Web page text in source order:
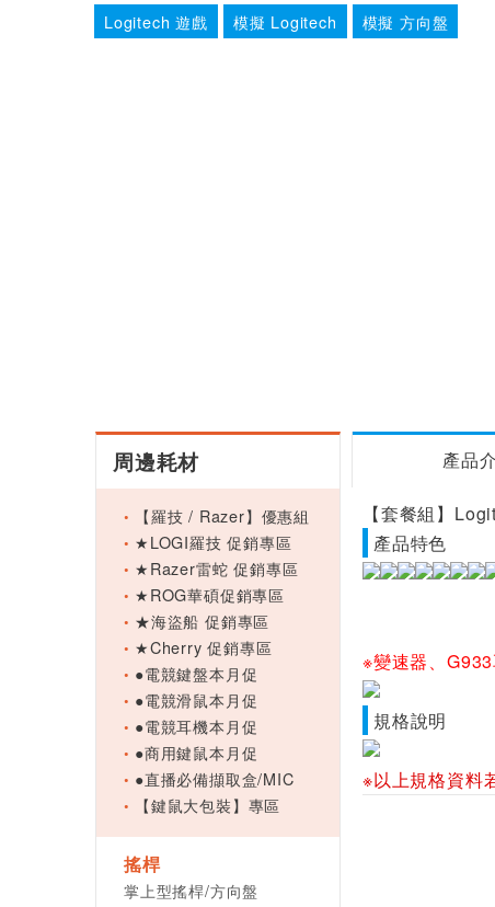
Logitech 遊戲
模擬 Logitech 模擬 方向盤
周邊耗材
【羅技 / Razer】優惠組
★LOGI羅技 促銷專區
★Razer雷蛇 促銷專區
★ROG華碩促銷專區
★海盜船 促銷專區
★Cherry 促銷專區
●電競鍵盤本月促
●電競滑鼠本月促
●電競耳機本月促
●商用鍵鼠本月促
●直播必備擷取盒/MIC
【鍵鼠大包裝】專區
搖桿
掌上型搖桿/方向盤
產品
【套餐組】
產品特色
※變速器、
規格說明
※以上規格資料